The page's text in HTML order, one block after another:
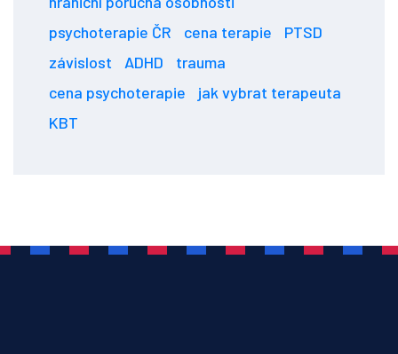
psychoterapie ČR
cena terapie
PTSD
závislost
ADHD
trauma
cena psychoterapie
jak vybrat terapeuta
KBT